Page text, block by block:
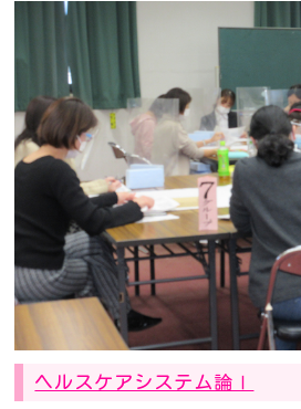
ヘルスケアシステム論Ⅰ